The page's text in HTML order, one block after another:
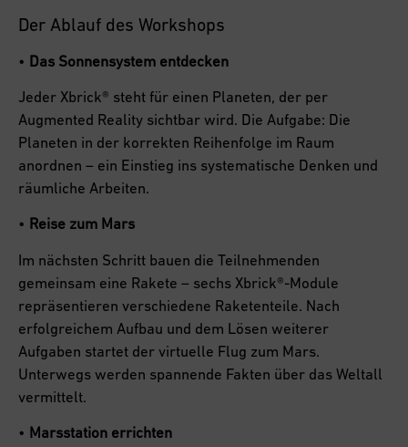
Der Ablauf des Workshops
• Das Sonnensystem entdecken
Jeder Xbrick® steht für einen Planeten, der per
Augmented Reality sichtbar wird. Die Aufgabe: Die
Planeten in der korrekten Reihenfolge im Raum
anordnen – ein Einstieg ins systematische Denken und
räumliche Arbeiten.
• Reise zum Mars
Im nächsten Schritt bauen die Teilnehmenden
gemeinsam eine Rakete – sechs Xbrick®-Module
repräsentieren verschiedene Raketenteile. Nach
erfolgreichem Aufbau und dem Lösen weiterer
Aufgaben startet der virtuelle Flug zum Mars.
Unterwegs werden spannende Fakten über das Weltall
vermittelt.
• Marsstation errichten